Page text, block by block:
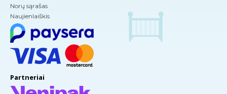
Norų sąrašas
Naujienlaiškis
Partneriai